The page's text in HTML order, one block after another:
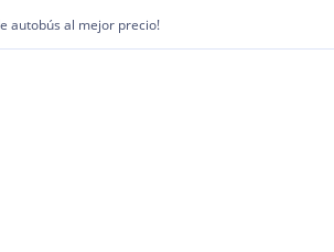
autobús al mejor precio!